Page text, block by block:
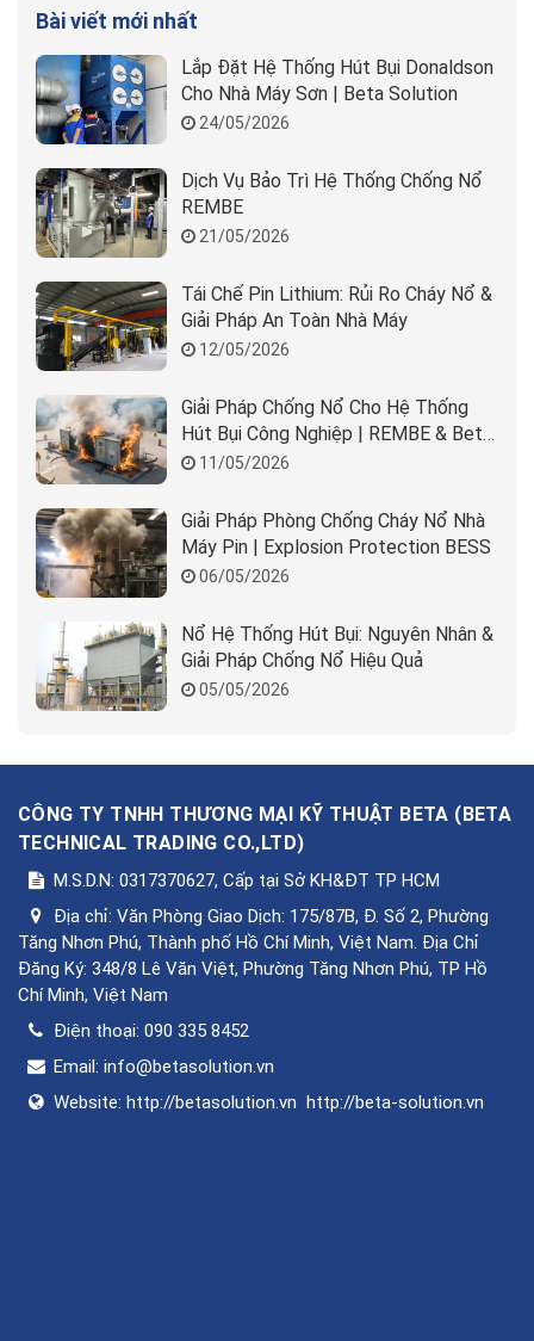
Bài viết mới nhất
Lắp Đặt Hệ Thống Hút Bụi Donaldson
Cho Nhà Máy Sơn | Beta Solution
24/05/2026
Dịch Vụ Bảo Trì Hệ Thống Chống Nổ
REMBE
21/05/2026
Tái Chế Pin Lithium: Rủi Ro Cháy Nổ &
Giải Pháp An Toàn Nhà Máy
12/05/2026
Giải Pháp Chống Nổ Cho Hệ Thống
Hút Bụi Công Nghiệp | REMBE & Beta
Solution
11/05/2026
Giải Pháp Phòng Chống Cháy Nổ Nhà
Máy Pin | Explosion Protection BESS
06/05/2026
Nổ Hệ Thống Hút Bụi: Nguyên Nhân &
Giải Pháp Chống Nổ Hiệu Quả
05/05/2026
CÔNG TY TNHH THƯƠNG MẠI KỸ THUẬT BETA ( BETA
TECHNICAL TRADING CO.,LTD)
M.S.D.N: 0317370627, Cấp tại Sở KH&ĐT TP HCM
Địa chỉ: Văn Phòng Giao Dịch: 175/87B, Đ. Số 2, Phường
Tăng Nhơn Phú, Thành phố Hồ Chí Minh, Việt Nam. Địa Chỉ
Đăng Ký: 348/8 Lê Văn Việt, Phường Tăng Nhơn Phú, TP Hồ
Chí Minh, Việt Nam
Điện thoại: 090 335 8452
Email: info@betasolution.vn
Website: http://betasolution.vn http://beta-solution.vn